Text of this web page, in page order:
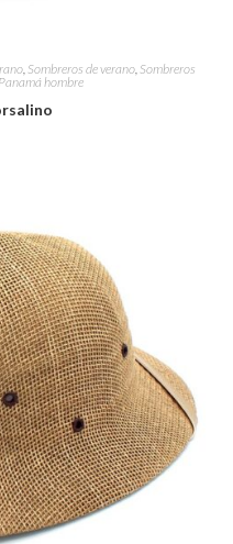
, Sombreros de verano, Sombreros
hombre